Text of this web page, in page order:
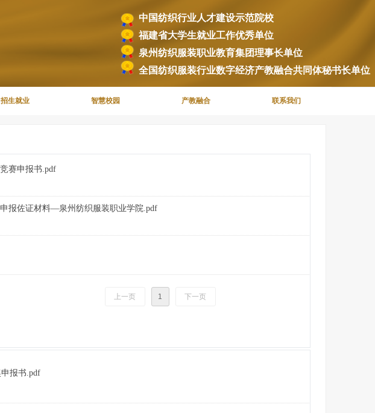
中国纺织行业人才建设示范院校
福建省大学生就业工作优秀单位
泉州纺织服装职业教育集团理事长单位
全国纺织服装行业数字经济产教融合共同体秘书长单位
招生就业 智慧校园 产教融合 联系我们
报书.pdf
赛申报书.pdf
报佐证材料—泉州纺织服装职业学院.pdf
上一页 1 下一页